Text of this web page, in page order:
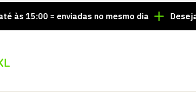
= enviadas no mesmo dia Deseja